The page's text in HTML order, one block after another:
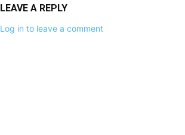
LEAVE A REPLY
Log in to leave a comment